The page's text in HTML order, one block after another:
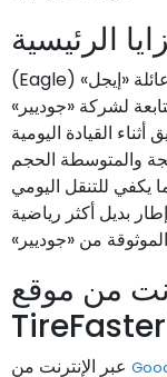
الرئيسية
• إطار مستوحى من عالم الرياضة من عائلة «إيجل» (Eagle)
لشركة «جوديير»
القيادة اليومية
والمتوسطة الحجم
يكفي للتنقل اليومي
بديل أكثر رياضية
من «جوديير»
من موقع
TireFaster
عبر الإنترنت من